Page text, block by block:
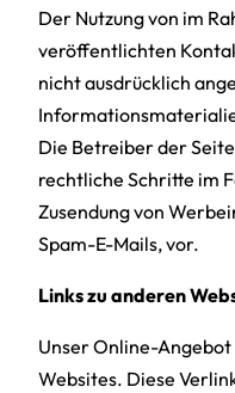
Der Nutzung von im
veröffentlichten
nicht ausdrücklich
Die Betreiber der
rechtliche Schritte im
Zusendung von
Spam-E-Mails, vor.
Links zu anderen
Unser Online-
Websites. Diese